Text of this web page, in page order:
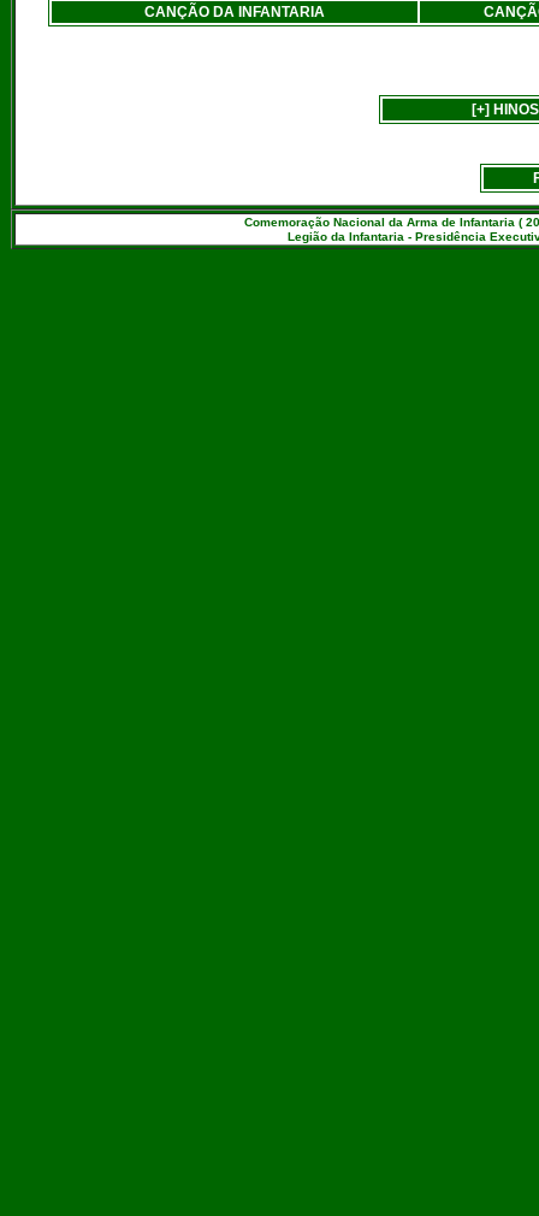
CANÇÃO DA INFANTARIA
[+]
Comemoração Nacional da Arma de Infantaria (
Legião da Infantaria - Presidência